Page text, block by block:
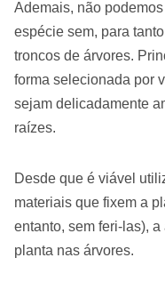
Ademais, não
espécie sem, para
troncos de árvores.
forma selecionada por
sejam delicadamente
raízes.
Desde que é viável
materiais que fixem a
entanto, sem feri-las),
planta nas árvores.